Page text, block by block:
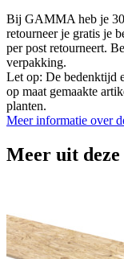
Bij GAMMA heb je
retourneer je gratis je
per post retourneert.
verpakking.
Let op: De bedenktijd
op maat gemaakte
planten.
Meer informatie over
Meer uit deze